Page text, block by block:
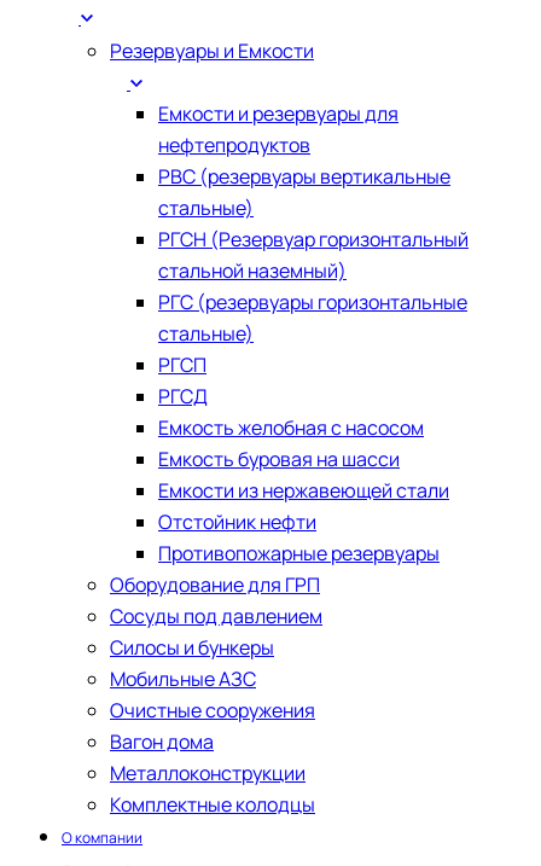
Резервуары и Емкости
Емкости и резервуары для
нефтепродуктов
РВС (резервуары вертикальные
стальные)
РГСН (Резервуар горизонтальный
стальной наземный)
РГС (резервуары горизонтальные
стальные)
РГСП
РГСД
Емкость желобная с насосом
Емкость буровая на шасси
Емкости из нержавеющей стали
​Отстойник нефти
Противопожарные резервуары
Оборудование для ГРП
Сосуды под давлением
Силосы и бункеры
Мобильные АЗС
Очистные сооружения
Вагон дома
Металлоконструкции
Комплектные колодцы
О компании